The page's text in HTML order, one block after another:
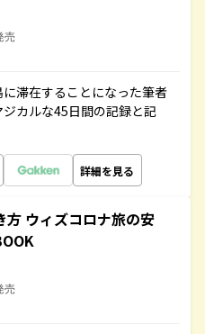
売
滞在することになった筆者
カルな45日間の記録と記
詳細を見る
方 ウィズコロナ旅の安
売